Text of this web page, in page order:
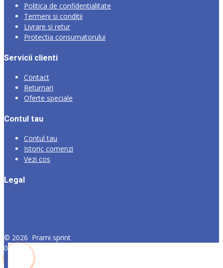
Politica de confidentialitate
Termeni si conditii
Livrare si retur
Protectia consumatorului
Servicii clienti
Contact
Returnari
Oferte speciale
Contul tau
Contul tau
Istoric comenzi
Vezi cos
Legal
© 2026 Prami sprint
0